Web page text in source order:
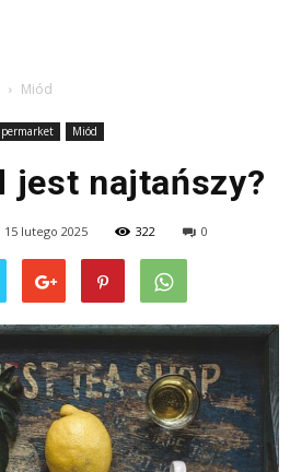
Miód
Miód
jest najtańszy?
15 lutego 2025 322 0